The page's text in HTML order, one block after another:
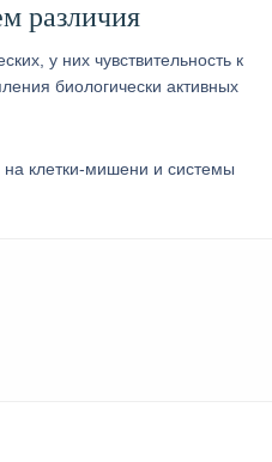
различия
у них чувствительность к
биологически активных
на клетки-мишени и системы